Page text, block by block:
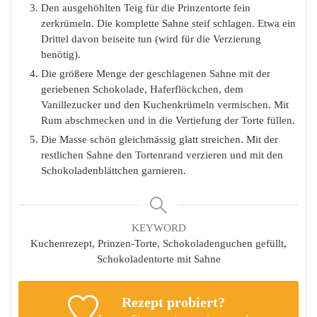
Den ausgehöhlten Teig für die Prinzentorte fein
zerkrümeln. Die komplette Sahne steif schlagen. Etwa ein
Drittel davon beiseite tun (wird für die Verzierung
benötig).
Die größere Menge der geschlagenen Sahne mit der
geriebenen Schokolade, Haferflöckchen, dem
Vanillezucker und den Kuchenkrümeln vermischen. Mit
Rum abschmecken und in die Vertiefung der Torte füllen.
Die Masse schön gleichmässig glatt streichen. Mit der
restlichen Sahne den Tortenrand verzieren und mit den
Schokoladenblättchen garnieren.
KEYWORD
Kuchenrezept, Prinzen-Torte, Schokoladenguchen gefüllt,
Schokoladentorte mit Sahne
Rezept probiert?